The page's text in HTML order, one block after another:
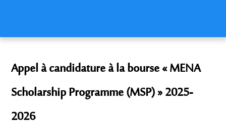
Appel à candidature à la bourse « MENA
Scholarship Programme (MSP) » 2025-
2026